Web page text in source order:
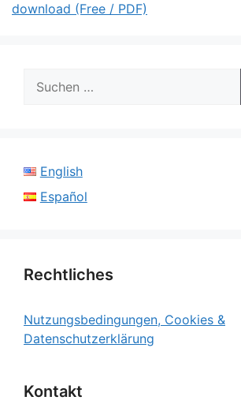
download (Free / PDF)
nach:
English
Español
Rechtliches
Nutzungsbedingungen, Cookies &
Datenschutzerklärung
Kontakt